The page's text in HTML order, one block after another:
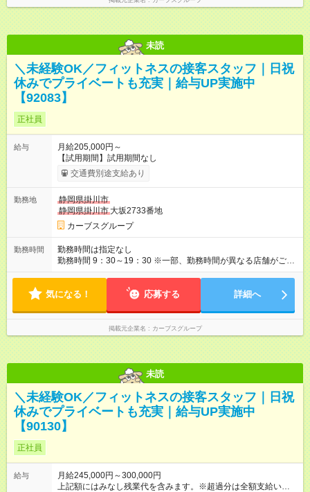
未読
＼未経験OK／フィットネスの接客スタッフ｜日祝
休みでプライベートも充実｜給与UP実施中
【92083】
正社員
給与
月給205,000円～
【試用期間】試用期間なし
交通費別途支給あり
勤務地
静岡県掛川市
静岡県掛川市 大坂2733番地
カーブスグループ
勤務時間
勤務時間は指定なし
勤務時間 9：30～19：30 ※一部、勤務時間が異なる店舗がござ
います。 ＜営業時間＞ 平日／10：00～13：00、15：00～19：
深夜シフトはありません）
気になる！ 応募する 詳細へ
掲載元企業名 カーブスグループ
未読
＼未経験OK／フィットネスの接客スタッフ｜日祝
休みでプライベートも充実｜給与UP実施中
【90130】
正社員
給与
月給245,000円～300,000円
上記額にはみなし残業代を含みます。※超過分は全額支給いたし